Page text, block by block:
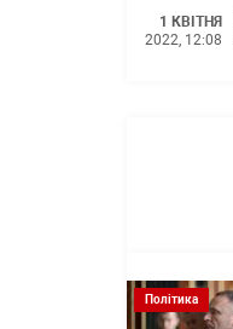
1 КВІТНЯ
2022, 12:08
Політика